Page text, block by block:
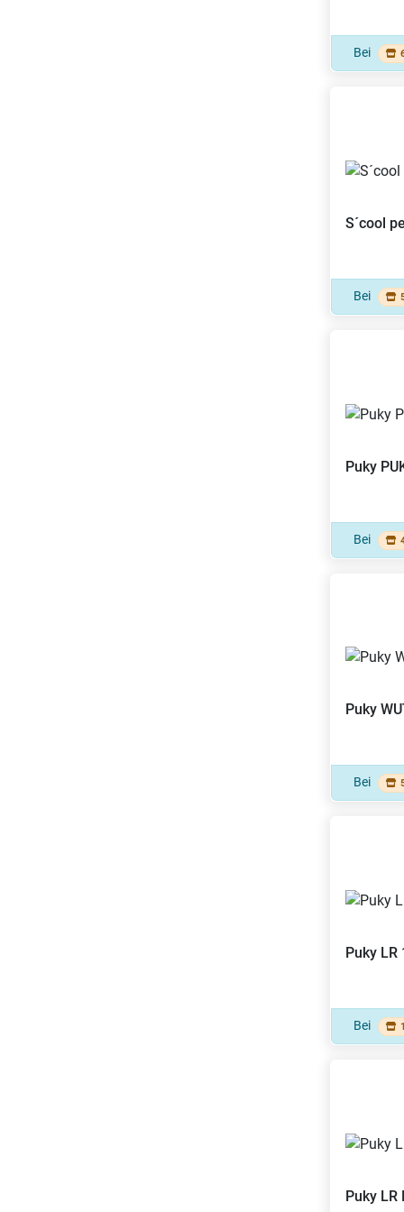
Bei
S´cool
Bei
Puky
Bei
Puky
Bei
Puky LR
Bei
Puky LR